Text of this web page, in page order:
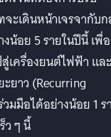
ะเดินหน้าเจรจากับ
น้อย 5 รายในปีนี้ เพื่อ
เครื่องยนต์ไฟฟ้า และ
ะยาว (Recurring
มมือได้อย่างน้อย 1 ร
ว ๆ นี้